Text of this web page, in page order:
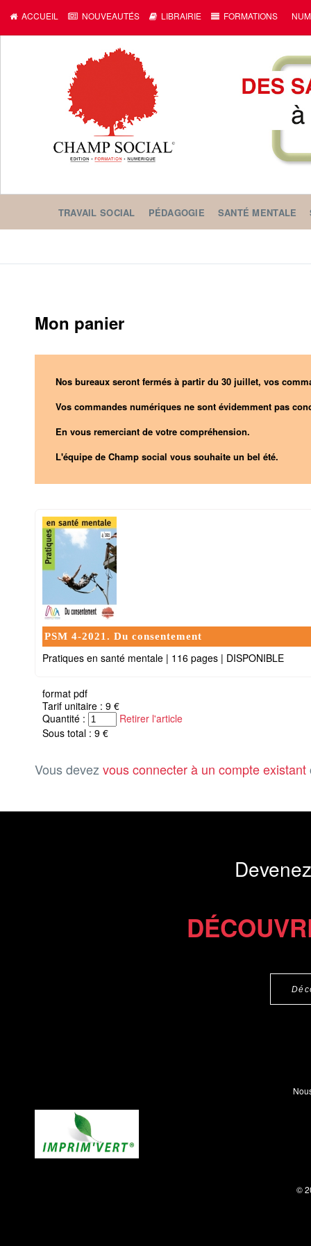
ACCUEIL NOUVEAUTÉS LIBRAIRIE FORMATIONS
TRAVAIL SOCIAL PÉDAGOGIE SANTÉ MENTALE
Mon panier
Nos bureaux seront fermés à partir du 30 juillet, vos
Vos commandes numériques ne sont évidemment pas
En vous remerciant de votre compréhension.
L'équipe de Champ social vous souhaite un bel été.
PSM 4-2021. Du consentement
Pratiques en santé mentale | 116 pages | DISPONIBLE
format pdf
Tarif unitaire : 9 €
Quantité :
Retirer l'article
Sous total : 9 €
Vous devez vous connecter à un compte existant
©